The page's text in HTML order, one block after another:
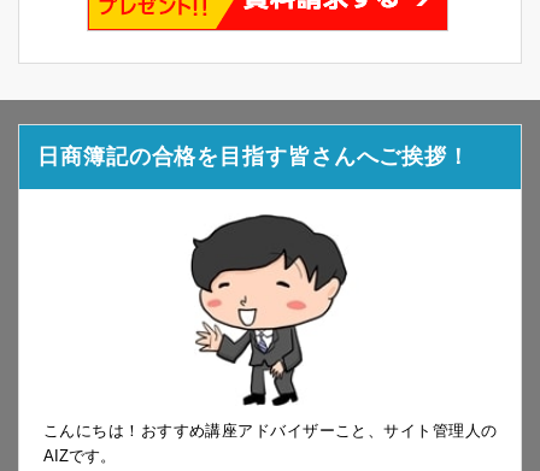
日商簿記の合格を目指す皆さんへご挨拶！
こんにちは！おすすめ講座アドバイザーこと、サイト管理人の
AIZです。